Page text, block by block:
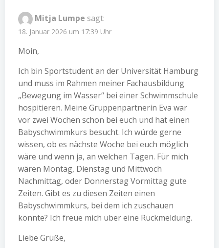
Mitja Lumpe sagt:
18. Januar 2026 um 17:39 Uhr
Moin,
Ich bin Sportstudent an der Universität Hamburg
und muss im Rahmen meiner Fachausbildung
„Bewegung im Wasser“ bei einer Schwimmschule
hospitieren. Meine Gruppenpartnerin Eva war
vor zwei Wochen schon bei euch und hat einen
Babyschwimmkurs besucht. Ich würde gerne
wissen, ob es nächste Woche bei euch möglich
wäre und wenn ja, an welchen Tagen. Für mich
wären Montag, Dienstag und Mittwoch
Nachmittag, oder Donnerstag Vormittag gute
Zeiten. Gibt es zu diesen Zeiten einen
Babyschwimmkurs, bei dem ich zuschauen
könnte? Ich freue mich über eine Rückmeldung.
Liebe Grüße,